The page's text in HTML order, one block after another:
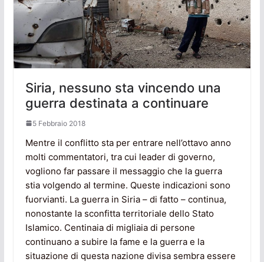
Siria, nessuno sta vincendo una
guerra destinata a continuare
5 Febbraio 2018
Mentre il conflitto sta per entrare nell’ottavo anno
molti commentatori, tra cui leader di governo,
vogliono far passare il messaggio che la guerra
stia volgendo al termine. Queste indicazioni sono
fuorvianti. La guerra in Siria – di fatto – continua,
nonostante la sconfitta territoriale dello Stato
Islamico. Centinaia di migliaia di persone
continuano a subire la fame e la guerra e la
situazione di questa nazione divisa sembra essere